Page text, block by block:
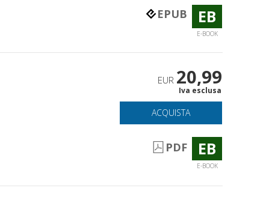
EPUB EB
E-BOOK
EUR 20,99
Iva esclusa
ACQUISTA
PDF EB
E-BOOK